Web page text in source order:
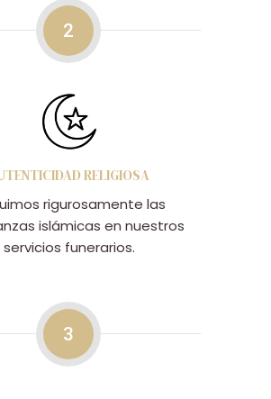
2
RELIGIOSA
rigurosamente las
islámicas en nuestros
servicios funerarios.
3